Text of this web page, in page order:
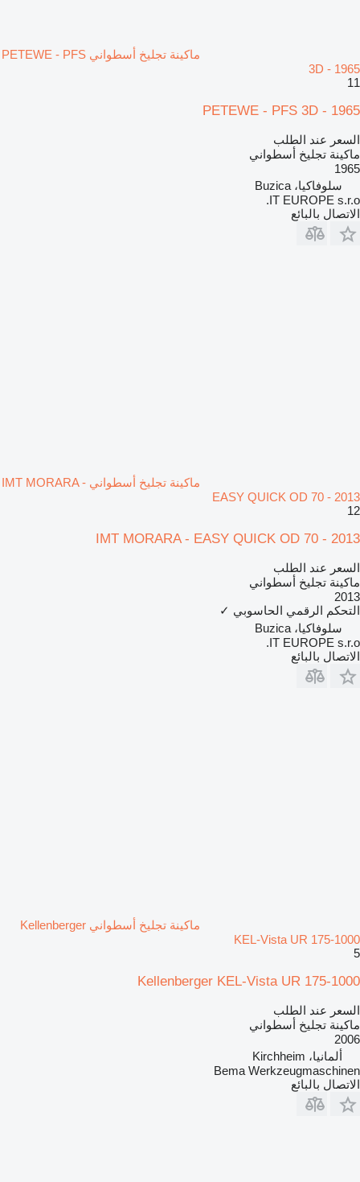
ماكينة تجليخ أسطواني PETEWE - PFS
3D - 1965
11
PETEWE - PFS 3D - 1965
السعر عند الطلب
ماكينة تجليخ أسطواني
1965
سلوفاكيا، Buzica
IT EUROPE s.r.o.
الاتصال بالبائع
ماكينة تجليخ أسطواني IMT MORARA -
EASY QUICK OD 70 - 2013
12
IMT MORARA - EASY QUICK OD 70 - 2013
السعر عند الطلب
ماكينة تجليخ أسطواني
2013
التحكم الرقمي الحاسوبي ✓
سلوفاكيا، Buzica
IT EUROPE s.r.o.
الاتصال بالبائع
ماكينة تجليخ أسطواني Kellenberger
KEL-Vista UR 175-1000
5
Kellenberger KEL-Vista UR 175-1000
السعر عند الطلب
ماكينة تجليخ أسطواني
2006
ألمانيا، Kirchheim
Bema Werkzeugmaschinen
الاتصال بالبائع